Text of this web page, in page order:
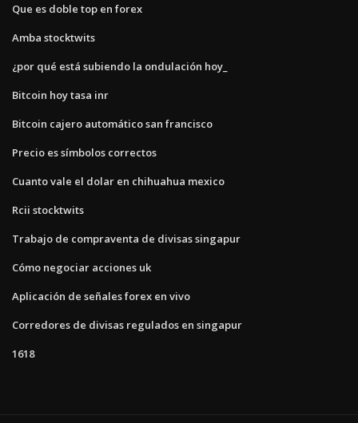
Que es doble top en forex
Amba stocktwits
¿por qué está subiendo la ondulación hoy_
Bitcoin hoy tasa inr
Bitcoin cajero automático san francisco
Precio es símbolos correctos
Cuanto vale el dolar en chihuahua mexico
Rcii stocktwits
Trabajo de compraventa de divisas singapur
Cómo negociar acciones uk
Aplicación de señales forex en vivo
Corredores de divisas regulados en singapur
1618